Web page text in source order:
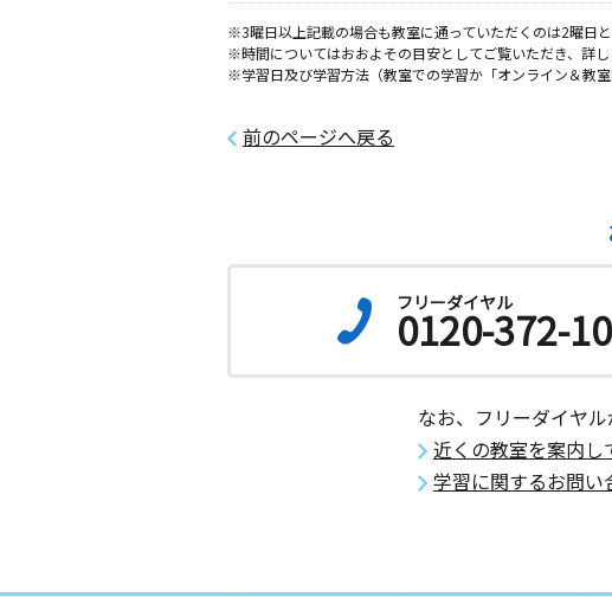
※3曜日以上記載の場合も教室に通っていただくのは2曜日と
※時間についてはおおよその目安としてご覧いただき、詳
※学習日及び学習方法（教室での学習か「オンライン＆教
前のページへ戻る
フリーダイヤル
0120-372-
なお、フリーダイヤ
近くの教室を案内し
学習に関するお問い